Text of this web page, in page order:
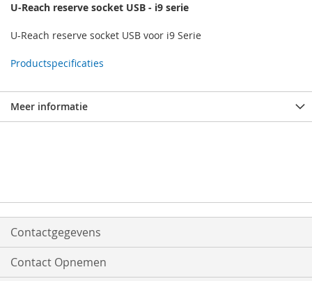
U-Reach reserve socket USB - i9 serie
U-Reach reserve socket USB voor i9 Serie
Productspecificaties
Meer informatie
Contactgegevens
Contact Opnemen